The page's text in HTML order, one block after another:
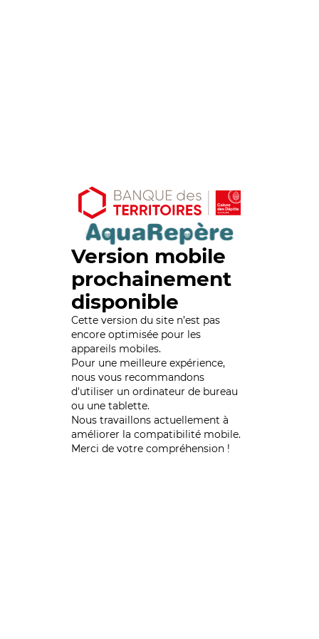
Version mobile
prochainement
disponible
Cette version du site n’est pas
encore optimisée pour les
appareils mobiles.
Pour une meilleure expérience,
nous vous recommandons
d'utiliser un ordinateur de bureau
ou une tablette.
Nous travaillons actuellement à
améliorer la compatibilité mobile.
Merci de votre compréhension !